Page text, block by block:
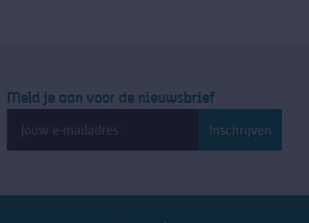
Meld je aan voor de nieuwsbrief